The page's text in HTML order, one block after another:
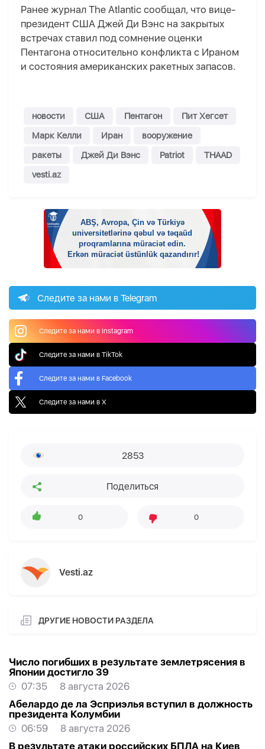
Ранее журнал The Atlantic сообщал, что вице-
президент США Джей Ди Вэнс на закрытых
встречах ставил под сомнение оценки
Пентагона относительно конфликта с Ираном
и состояния американских ракетных запасов.
новости США Пентагон
Пит Хегсет
Марк Келли
Иран
вооружение
ракеты
Джей Ди Вэнс Patriot
THAAD
vesti.az
Следите за нами в Telegram
Следите за нами в Instagram
Следите за нами в TikTok
Следите за нами в Facebook
Следите за нами в X
2853
Поделиться
0 0
Vesti.az
ДРУГИЕ НОВОСТИ РАЗДЕЛА
Число погибших в результате землетрясения в
Японии достигло 39
07:35
8 августа 2026
Абелардо де ла Эсприэлья вступил в должность
президента Колумбии
06:59
8 августа 2026
В результате атаки российских БПЛА на Киев